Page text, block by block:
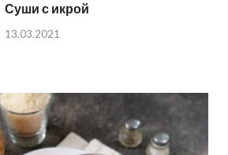
Суши с икрой
13.03.2021